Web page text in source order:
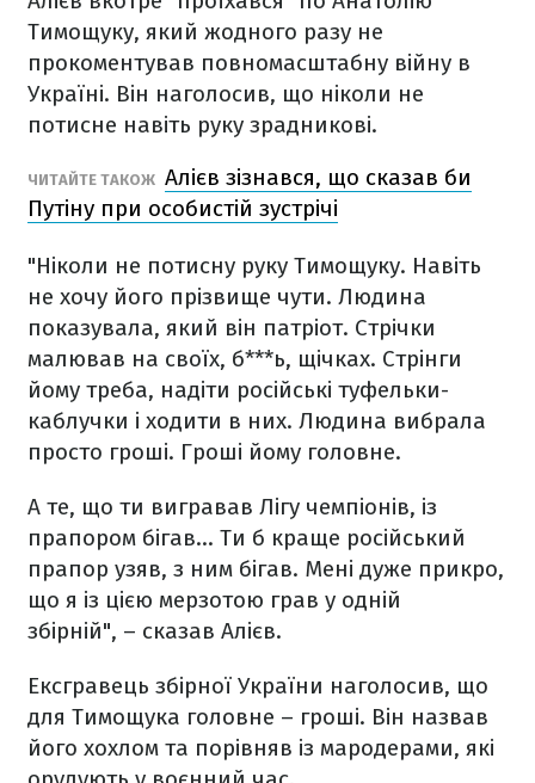
Тимощуку, який жодного разу не
прокоментував повномасштабну війну в
Україні. Він наголосив, що ніколи не
потисне навіть руку зрадникові.
ЧИТАЙТЕ ТАКОЖ Алієв зізнався, що сказав би
Путіну при особистій зустрічі
"Ніколи не потисну руку Тимощуку. Навіть
не хочу його прізвище чути. Людина
показувала, який він патріот. Стрічки
малював на своїх, б***ь, щічках. Стрінги
йому треба, надіти російські туфельки-
каблучки і ходити в них. Людина вибрала
просто гроші. Гроші йому головне.
А те, що ти вигравав Лігу чемпіонів, із
прапором бігав... Ти б краще російський
прапор узяв, з ним бігав. Мені дуже прикро,
що я із цією мерзотою грав у одній
збірній", – сказав Алієв.
Ексгравець збірної України наголосив, що
для Тимощука головне – гроші. Він назвав
його хохлом та порівняв із мародерами, які